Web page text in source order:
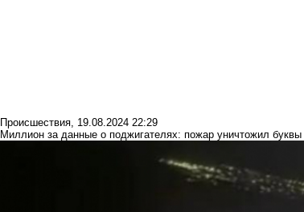
Происшествия, 19.08.2024 22:29
Миллион за данные о поджигателях: пожар уничтожил